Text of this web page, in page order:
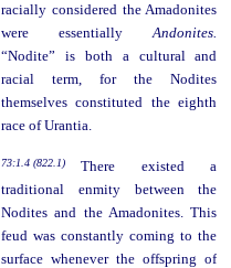
racially considered the Amadonites
were essentiallyAndonites.
“Nodite” is both a cultural and
racial term, for the Nodites
themselves constituted the eighth
race of Urantia.
73:1.4 (822.1)
There existed a
traditional enmity between the
Nodites and the Amadonites. This
feud was constantly coming to the
surface whenever the offspring of